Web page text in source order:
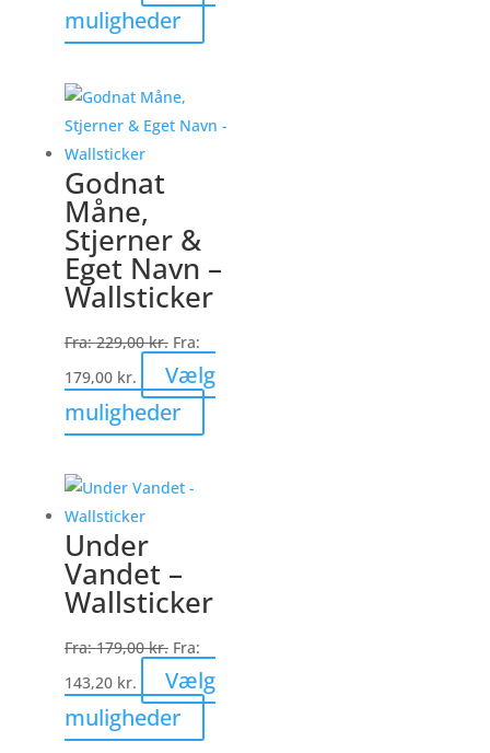
muligheder
vare
varianter.
varesiden
Godnat
Måne,
Stjerner &
Eget Navn –
Wallsticker
Fra:229,00kr. Fra:
179,00 kr.
Vælg
muligheder
vare
vælges
varesiden
Under
Vandet –
Wallsticker
Fra:179,00kr. Fra:
143,20 kr.
Vælg
muligheder
vare